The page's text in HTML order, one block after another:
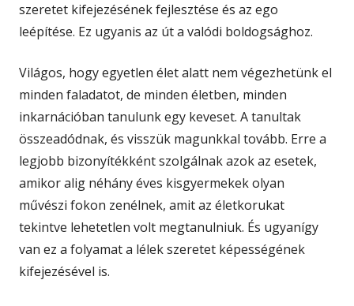
szeretet kifejezésének fejlesztése és az ego
leépítése. Ez ugyanis az út a valódi boldogsághoz.
Világos, hogy egyetlen élet alatt nem végezhetünk el
minden faladatot, de minden életben, minden
inkarnációban tanulunk egy keveset. A tanultak
összeadódnak, és visszük magunkkal tovább. Erre a
legjobb bizonyítékként szolgálnak azok az esetek,
amikor alig néhány éves kisgyermekek olyan
művészi fokon zenélnek, amit az életkorukat
tekintve lehetetlen volt megtanulniuk. És ugyanígy
van ez a folyamat a lélek szeretet képességének
kifejezésével is.